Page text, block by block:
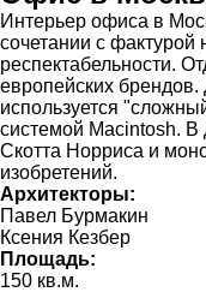
Интерьер офиса в
сочетании с фактурой
респектабельности.
европейских брендов.
используется
системой Macintosh.
Скотта Норриса и
изобретений.
Архитекторы:
Павел Бурмакин
Ксения Кезбер
Площадь:
150 кв.м.